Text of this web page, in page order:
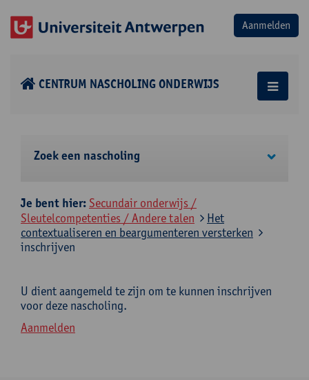
CENTRUM NASCHOLING ONDERWIJS
Zoek een nascholing
Je bent hier: Secundair onderwijs /
Sleutelcompetenties / Andere talen
Het
contextualiseren en beargumenteren versterken
inschrijven
U dient aangemeld te zijn om te kunnen inschrijven
voor deze nascholing.
Aanmelden